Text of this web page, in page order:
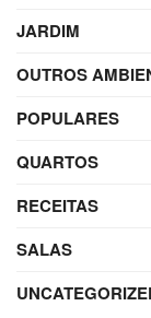
JARDIM
OUTROS
POPULARES
QUARTOS
RECEITAS
SALAS